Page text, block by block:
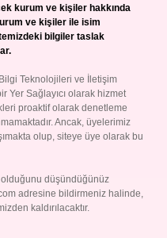
kurum ve kişiler hakkında
ve kişiler ile isim
bilgiler taslak
Teknolojileri ve İletişim
Yer Sağlayıcı olarak hizmet
proaktif olarak denetleme
Ancak, üyelerimiz
olup, siteye üye olarak bu
olduğunu düşündüğünüz
adresine bildirmeniz halinde,
kaldırılacaktır.